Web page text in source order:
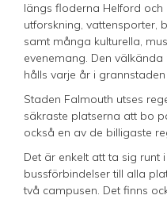
längs floderna Helford
utforskning, vattensporter,
samt många kulturella,
evenemang. Den
hålls varje år i
Staden Falmouth utses
säkraste platserna att bo
också en av de billigaste
Det är enkelt att ta sig runt
bussförbindelser till alla
två campusen. Det finns